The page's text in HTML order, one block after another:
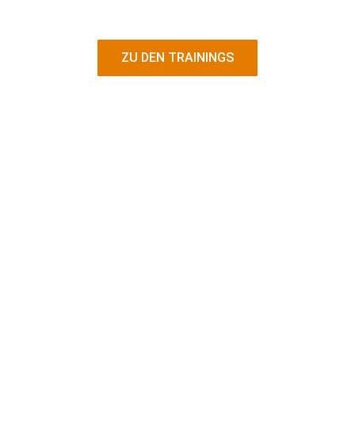
ZU DEN TRAININGS